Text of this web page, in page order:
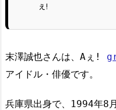
ぇ!
末澤誠也さんは、Aぇ!
アイドル・俳優です。
兵庫県出身で、1994年8